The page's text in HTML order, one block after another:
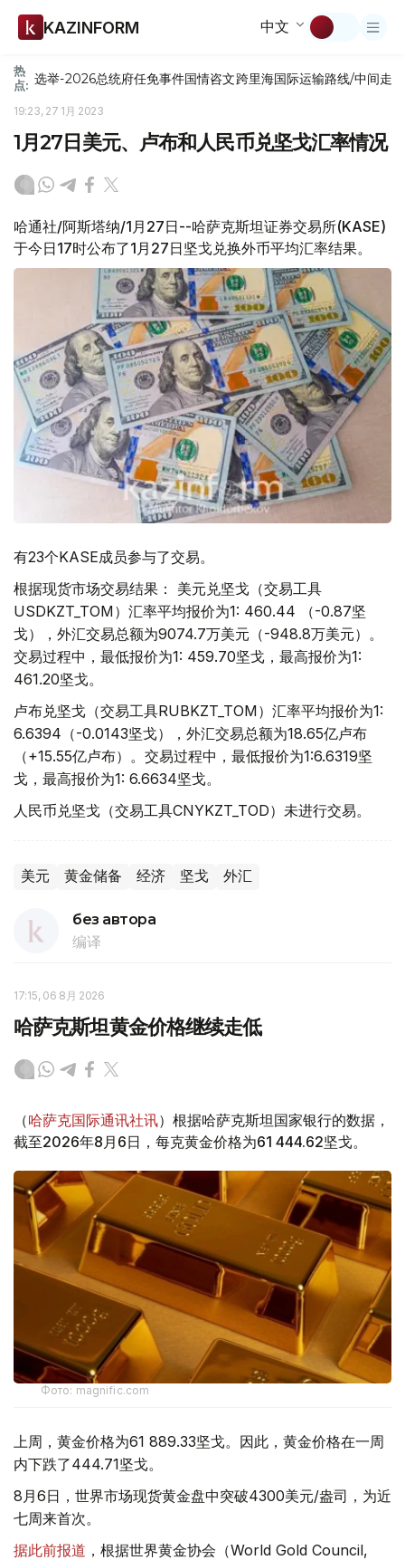
KAZINFORM 中文
热
点: 选举-2026总统府任免事件国情咨文跨里海国际运输路线/中间走廊
19:23, 27 1月 2023
1月27日美元、卢布和人民币兑坚戈汇率情况
哈通社/阿斯塔纳/1月27日--哈萨克斯坦证券交易所(KASE)
于今日17时公布了1月27日坚戈兑换外币平均汇率结果。
有23个KASE成员参与了交易。
根据现货市场交易结果： 美元兑坚戈（交易工具
USDKZT_TOM）汇率平均报价为1: 460.44 （-0.87坚
戈），外汇交易总额为9074.7万美元（-948.8万美元）。
交易过程中，最低报价为1: 459.70坚戈，最高报价为1:
461.20坚戈。
卢布兑坚戈（交易工具RUBKZT_TOM）汇率平均报价为1:
6.6394（-0.0143坚戈），外汇交易总额为18.65亿卢布
（+15.55亿卢布）。交易过程中，最低报价为1:6.6319坚
戈，最高报价为1: 6.6634坚戈。
人民币兑坚戈（交易工具CNYKZT_TOD）未进行交易。
美元 黄金储备 经济 坚戈 外汇
без автора
编译
17:15, 06 8月 2026
哈萨克斯坦黄金价格继续走低
（哈萨克国际通讯社讯）根据哈萨克斯坦国家银行的数据，
截至2026年8月6日，每克黄金价格为61 444.62坚戈。
Фото: magnific.com
上周，黄金价格为61 889.33坚戈。因此，黄金价格在一周
内下跌了444.71坚戈。
8月6日，世界市场现货黄金盘中突破4300美元/盎司，为近
七周来首次。
据此前报道 ，根据世界黄金协会（World Gold Council,